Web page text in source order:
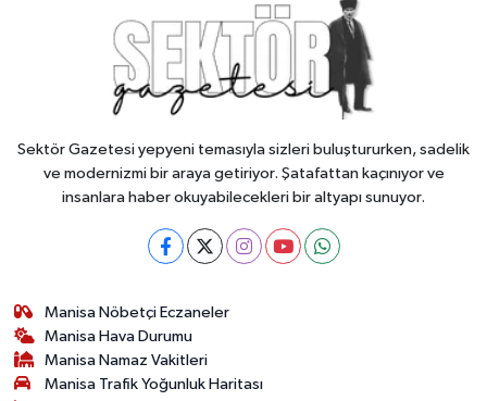
Sektör Gazetesi yepyeni temasıyla sizleri buluştururken, sadelik
ve modernizmi bir araya getiriyor. Şatafattan kaçınıyor ve
insanlara haber okuyabilecekleri bir altyapı sunuyor.
Manisa Nöbetçi Eczaneler
Manisa Hava Durumu
Manisa Namaz Vakitleri
Manisa Trafik Yoğunluk Haritası